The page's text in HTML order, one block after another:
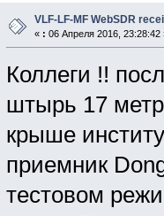
VLF-LF-MF WebSDR
« : 06 Апреля 2016, 23:28:42
Коллеги !!
штырь 17
крыше
приемник
тестовом